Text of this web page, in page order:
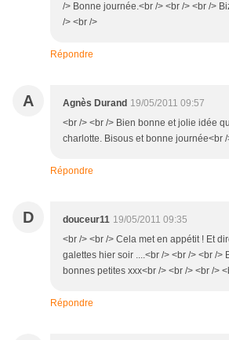
/> Bonne journée.<br /> <br /> <br />
/> <br />
Répondre
A Agnès Durand 19/05/2011 09:57
<br /> <br /> Bien bonne et jolie idée
charlotte. Bisous et bonne journée<br /
Répondre
D douceur11 19/05/2011 09:35
<br /> <br /> Cela met en appétit ! Et
galettes hier soir ....<br /> <br /> <br />
bonnes petites xxx<br /> <br /> <br />
Répondre